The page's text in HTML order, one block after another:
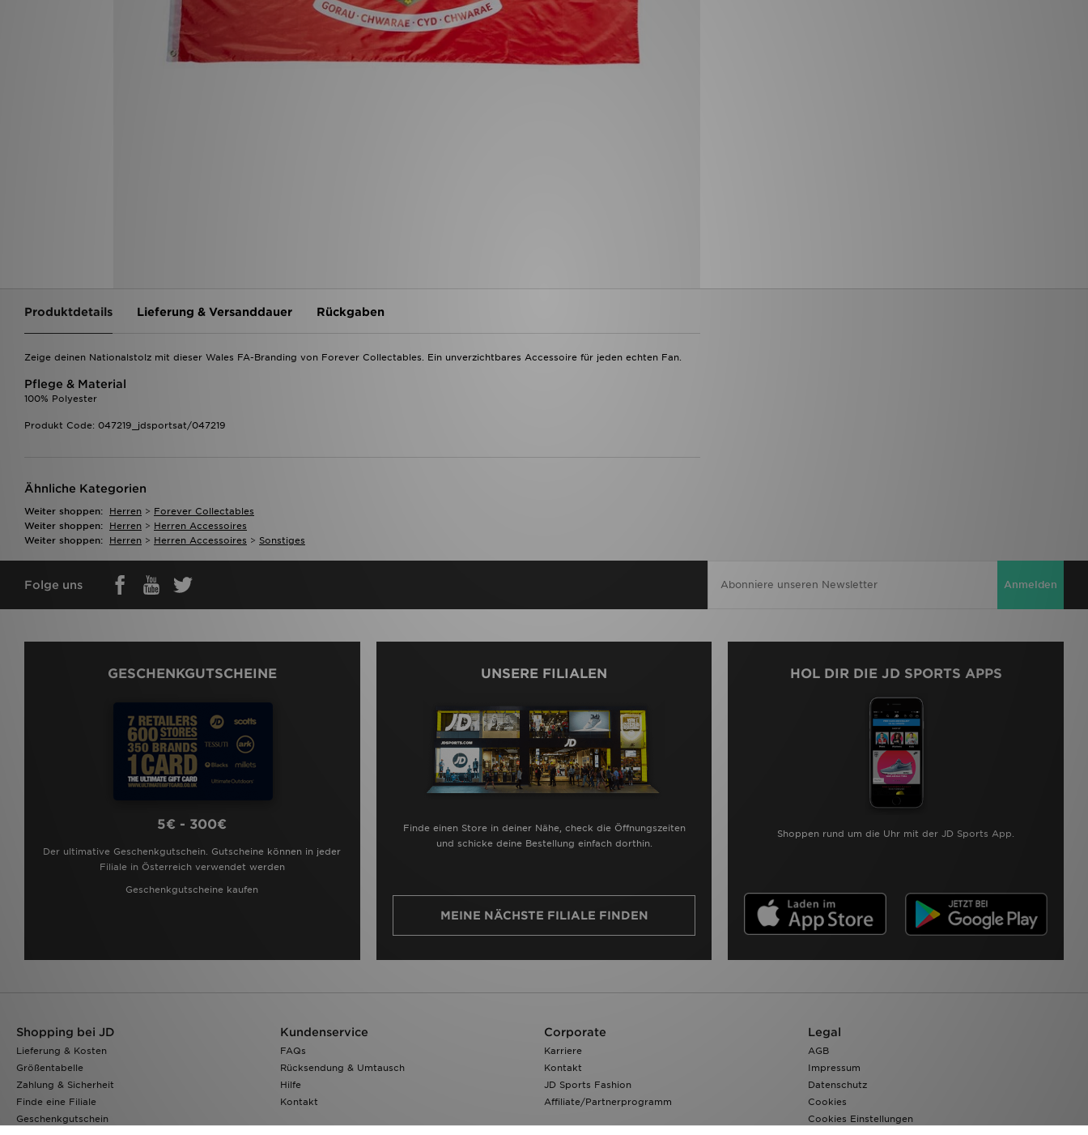
Produktdetails Lieferung & Versanddauer Rückgaben
Zeige deinen Nationalstolz mit dieser Wales FA-Branding von Forever Collectables. Ein unverzichtbares Accessoire für jeden echten Fan.
Pflege & Material
100% Polyester
Produkt Code: 047219_jdsportsat/047219
Ähnliche Kategorien
Weiter shoppen: Herren > Forever Collectables
Weiter shoppen:
Herren > Herren Accessoires
Weiter shoppen:
Herren > Herren Accessoires > Sonstiges
Folge uns Anmelden
GESCHENKGUTSCHEINE
5€ - 300€
Der ultimative Geschenkgutschein. Gutscheine können in jeder
Filiale in Österreich verwendet werden
Geschenkgutscheine kaufen
UNSERE FILIALEN
Finde einen Store in deiner Nähe, check die Öffnungszeiten
und schicke deine Bestellung einfach dorthin.
MEINE NÄCHSTE FILIALE FINDEN
HOL DIR DIE JD SPORTS APPS
Shoppen rund um die Uhr mit der JD Sports App.
Shopping bei JD
Lieferung & Kosten
Größentabelle
Zahlung & Sicherheit
Finde eine Filiale
Geschenkgutschein
Kundenservice
FAQs
Rücksendung & Umtausch
Hilfe
Kontakt
Corporate
Karriere
Kontakt
JD Sports Fashion
Affiliate/Partnerprogramm
Legal
AGB
Impressum
Datenschutz
Cookies
Cookies Einstellungen